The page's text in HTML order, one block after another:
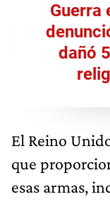
Guerra
dañó
El Reino
que
esas armas,